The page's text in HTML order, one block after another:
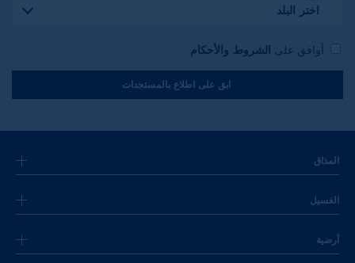
اختر البلد
أوافق على الشروط والأحكام
ابق على اطلاع بالمستجدات
المذاق
الغسيل
أرضية